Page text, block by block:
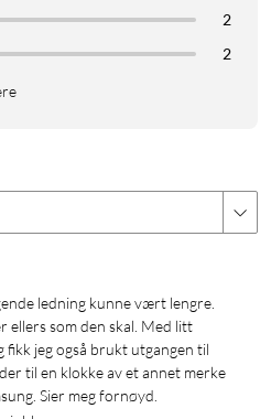
2
2
ellers som den skal. Med litt
fikk jeg også brukt utgangen til
til en klokke av et annet merke
Sier meg fornøyd.